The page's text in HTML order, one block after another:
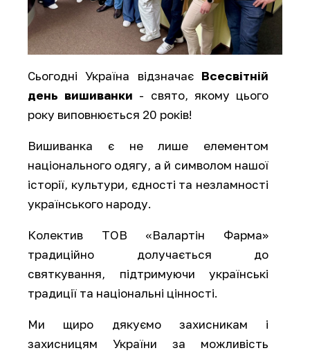
Сьогодні Україна відзначає Всесвітній
день вишиванки - свято, якому цього
року виповнюється 20 років!
Вишиванка є не лише елементом
національного одягу, а й символом нашої
історії, культури, єдності та незламності
українського народу.
Колектив ТОВ «Валартін Фарма»
традиційно долучається до
святкування, підтримуючи українські
традиції та національні цінності.
Ми щиро дякуємо захисникам і
захисницям України за можливість